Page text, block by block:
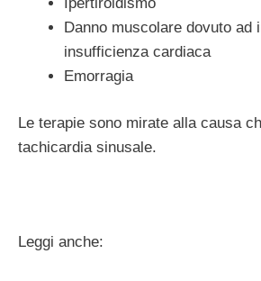
Danno muscolare dovuto ad
insufficienza cardiaca
Emorragia
Le terapie sono mirate alla causa
tachicardia sinusale.
Leggi anche: